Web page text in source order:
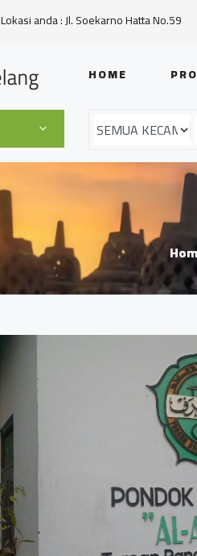
Lokasi anda : Jl. Soekarno Hatta No.59
HOME